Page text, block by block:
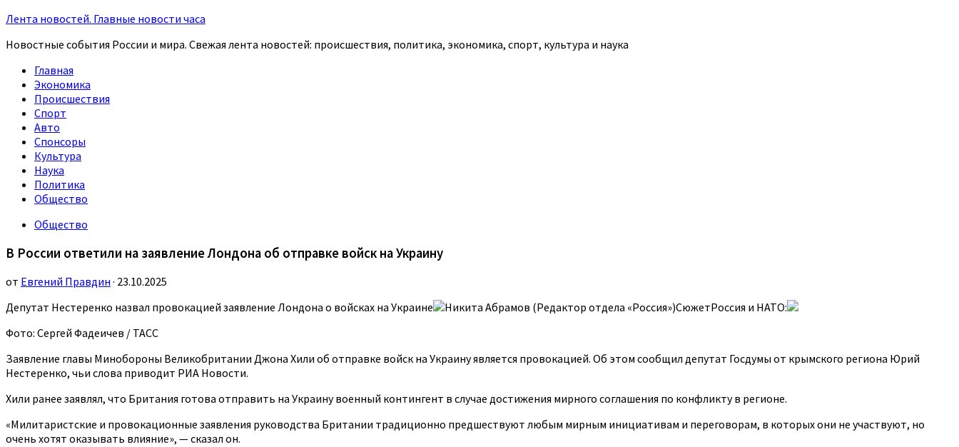
Лента новостей. Главные новости часа
Новостные события России и мира. Свежая лента новостей: происшествия, политика, экономика, спорт, культура и наука
Главная
Экономика
Происшествия
Спорт
Авто
Спонсоры
Культура
Наука
Политика
Общество
Общество
В России ответили на заявление Лондона об отправке войск на Украину
от Евгений Правдин · 23.10.2025
Депутат Нестеренко назвал провокацией заявление Лондона о войсках на Украине
Никита Абрамов (Редактор отдела «Россия»)СюжетРоссия и НАТО:
Фото: Сергей Фадеичев / ТАСС
Заявление главы Минобороны Великобритании Джона Хили об отправке войск на Украину является провокацией. Об этом сообщил депутат Госдумы от крымского региона Юрий
Нестеренко, чьи слова приводит РИА Новости.
Хили ранее заявлял, что Британия готова отправить на Украину военный контингент в случае достижения мирного соглашения по конфликту в регионе.
«Милитаристские и провокационные заявления руководства Британии традиционно предшествуют любым мирным инициативам и переговорам, в которых они не участвуют, но
очень хотят оказывать влияние», — сказал он.